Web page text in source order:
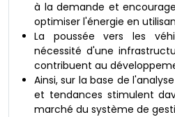
à la demande et
optimiser l'énergie en
La poussée vers les
nécessité d'une
contribuent au
Ainsi, sur la base de
et tendances stimulent
marché du système de